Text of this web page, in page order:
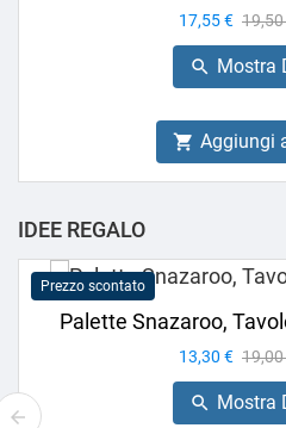
Prezzo
17,55 €
base
19,50
 Mostra
 Aggiungi
IDEE REGALO
Prezzo scontato
Palette Snazaroo,
Prezzo
13,30 €
base
19,00
 Mostra